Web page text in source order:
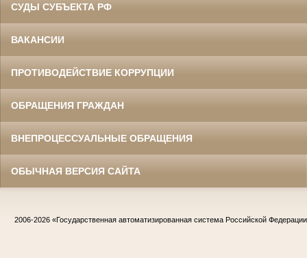
СУДЫ СУБЪЕКТА РФ
ВАКАНСИИ
ПРОТИВОДЕЙСТВИЕ КОРРУПЦИИ
ОБРАЩЕНИЯ ГРАЖДАН
ВНЕПРОЦЕССУАЛЬНЫЕ ОБРАЩЕНИЯ
ОБЫЧНАЯ ВЕРСИЯ САЙТА
2006-2026 «Государственная автоматизированная система Российской